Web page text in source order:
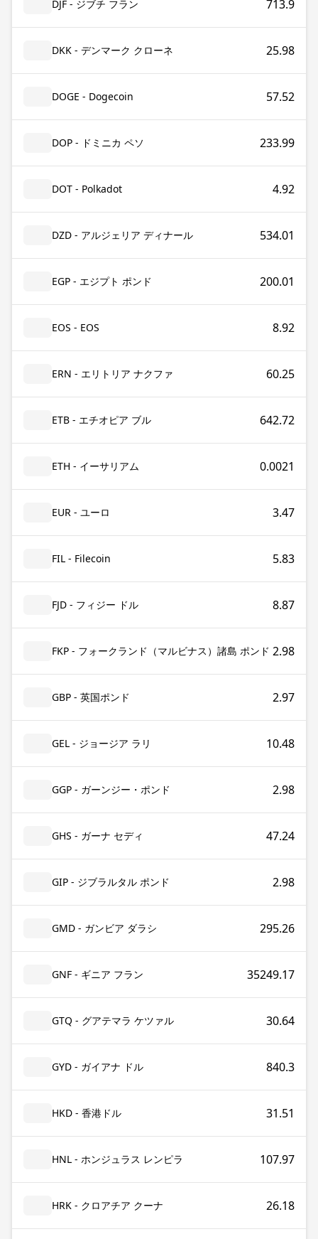
DJF - ジブチ フラン 713.9
DKK - デンマーク クローネ 25.98
DOGE - Dogecoin 57.52
DOP - ドミニカ ペソ 233.99
DOT - Polkadot 4.92
DZD - アルジェリア ディナール 534.01
EGP - エジプト ポンド 200.01
EOS - EOS 8.92
ERN - エリトリア ナクファ 60.25
ETB - エチオピア ブル 642.72
ETH - イーサリアム 0.0021
EUR - ユーロ 3.47
FIL - Filecoin 5.83
FJD - フィジー ドル 8.87
FKP - フォークランド（マルビナス）諸島 ポンド 2.98
GBP - 英国ポンド 2.97
GEL - ジョージア ラリ 10.48
GGP - ガーンジー・ポンド 2.98
GHS - ガーナ セディ 47.24
GIP - ジブラルタル ポンド 2.98
GMD - ガンビア ダラシ 295.26
GNF - ギニア フラン 35249.17
GTQ - グアテマラ ケツァル 30.64
GYD - ガイアナ ドル 840.3
HKD - 香港ドル 31.51
HNL - ホンジュラス レンピラ 107.97
HRK - クロアチア クーナ 26.18